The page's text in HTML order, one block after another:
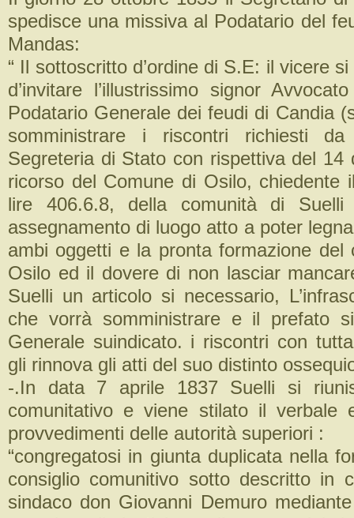
spedisce una missiva al Podatario del
Mandas:
“ Il sottoscritto d’ordine di S.E: il vicere
d’invitare l’illustrissimo signor
Podatario Generale dei feudi di Candia
somministrare i riscontri richiesti
Segreteria di Stato con rispettiva del 14
ricorso del Comune di Osilo, chiedente
lire 406.6.8, della comunità di Suelli
assegnamento di luogo atto a poter
ambi oggetti e la pronta formazione del
Osilo ed il dovere di non lasciar
Suelli un articolo si necessario,
che vorrà somministrare e il prefato
Generale suindicato. i riscontri con
gli rinnova gli atti del suo distinto
-.In data 7 aprile 1837 Suelli si
comunitativo e viene stilato il
provvedimenti delle autorità superiori :
“congregatosi in giunta duplicata nella
consiglio comunitivo sotto descritto in
sindaco don Giovanni Demuro